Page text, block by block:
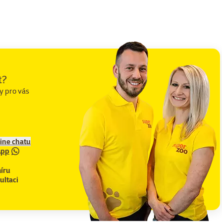
pro vás
chatu